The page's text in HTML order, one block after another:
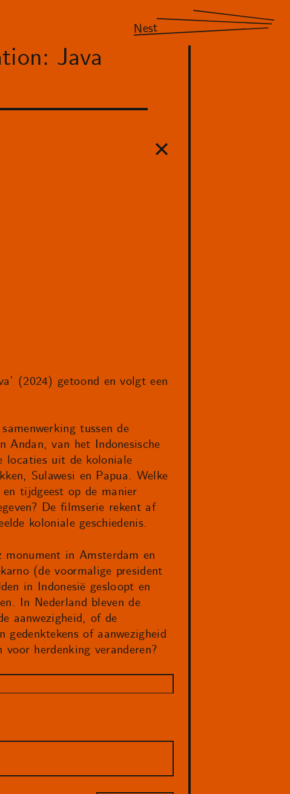
Nest
Java
(2024) getoond en volgt een
tussen de
Andan, van het Indonesische
locaties uit de koloniale
Sulawesi en Papua. Welke
tijdgeest op de manier
De filmserie rekent af
koloniale geschiedenis.
in Amsterdam en
(de voormalige president
in Indonesië gesloopt en
In Nederland bleven de
aanwezigheid, of de
gedenktekens of aanwezigheid
herdenking veranderen?